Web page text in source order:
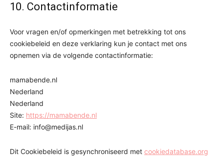
10. Contactinformatie
Voor vragen en/of opmerkingen met betrekking tot ons
cookiebeleid en deze verklaring kun je contact met ons
opnemen via de volgende contactinformatie:
mamabende.nl
Nederland
Nederland
Site: https://mamabende.nl
E-mail: info@medijas.nl
Dit Cookiebeleid is gesynchroniseerd met cookiedatabase.org